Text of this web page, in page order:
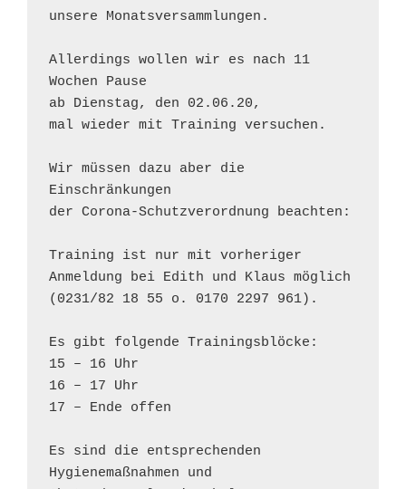
unsere Monatsversammlungen.
Allerdings wollen wir es nach 11
Wochen Pause
ab Dienstag, den 02.06.20,
mal wieder mit Training versuchen.
Wir müssen dazu aber die
Einschränkungen
der Corona-Schutzverordnung beachten:
Training ist nur mit vorheriger
Anmeldung bei Edith und Klaus möglich
(0231/82 18 55 o. 0170 2297 961).
Es gibt folgende Trainingsblöcke:
15 – 16 Uhr
16 – 17 Uhr
17 – Ende offen
Es sind die entsprechenden
Hygienemaßnahmen und